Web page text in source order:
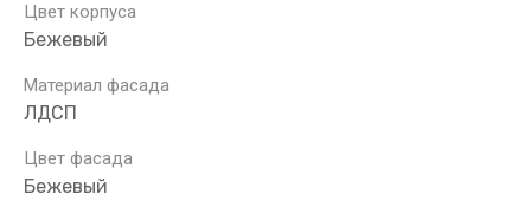
Цвет корпуса
Бежевый
Материал фасада
ЛДСП
Цвет фасада
Бежевый